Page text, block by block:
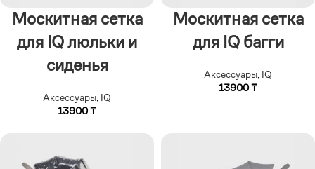
Москитная сетка
для IQ люльки и
сиденья
Аксессуары, IQ
13900₸
Москитная сетка
для IQ багги
Аксессуары, IQ
13900₸